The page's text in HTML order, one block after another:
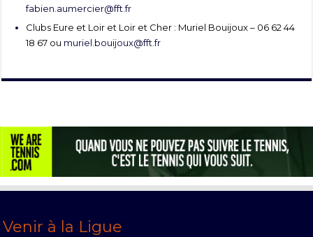
fabien.aumercier@fft.fr
Clubs Eure et Loir et Loir et Cher : Muriel Bouijoux – 06 62 44
18 67 ou muriel.bouijoux@fft.fr
Venir à la Ligue